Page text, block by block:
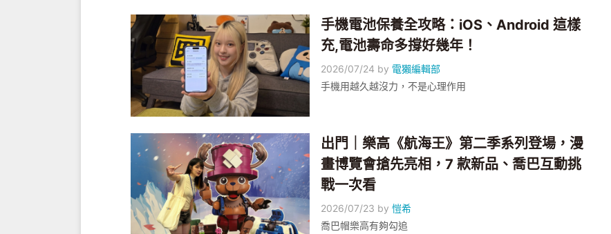
手機電池保養全攻略：iOS、Android 這樣
充,電池壽命多撐好幾年！
2026/07/24 by 電獺編輯部
手機用越久越沒力，不是心理作用
出門｜樂高《航海王》第二季系列登場，漫
畫博覽會搶先亮相，7 款新品、喬巴互動挑
戰一次看
2026/07/23 by愷希
喬巴帽樂高有夠勾追